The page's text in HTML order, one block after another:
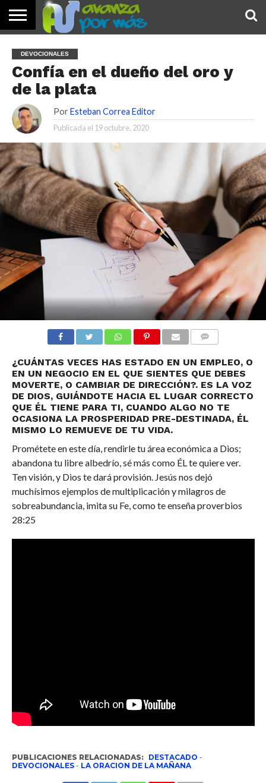
PALABRA
DE HOY
DEVOCIONALES
NOTICIAS
TESTIMONIOS
ORACIONES
SOBRE
NOSOTROS
IMÁGENES
DEVOCIONALES
Confía en el dueño del oro y
de la plata
Por Esteban Correa Editor
Publicada el 19 octubre, 2020
¿CUÁNTAS VECES HAS ESTADO EN UN EMPLEO, O
EN UN NEGOCIO EN EL QUE SIENTES QUE DEBES
MOVERTE, O CAMBIAR DE DIRECCIÓN?. ES LA VOZ
DE DIOS, GUIÁNDOTE HACIA EL LUGAR CORRECTO
QUE ÉL TIENE PARA TI, CUANDO ALGO NO TE
OCASIONA LA PROSPERIDAD PRE-DESTINADA, ÉL
MISMO LO REMUEVE DE TU VIDA.
Prométete en este día, rendirle tu área económica a Dios;
abandona tu libre albedrío, sé más como ÉL te quiere ver.
Ten visión, y Dios te dará provisión. Jesús nos dejó
muchísimos ejemplos de multiplicación y milagros de
sobreabundancia, imita su Fe, como te enseña proverbios
28:25
PUBLICACIONES RELACIONADAS: DESTACADO -
DEVOCIONALES- LA ORACION DE LA MAÑANA